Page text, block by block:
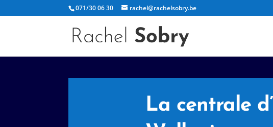
071/30 06 30 rachel@rachelsobry.be
La centrale